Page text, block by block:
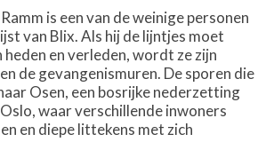
is een van de weinige personen
van Blix. Als hij de lijntjes moet
en verleden, wordt ze zijn
de gevangenismuren. De sporen die
Osen, een bosrijke nederzetting
waar verschillende inwoners
en diepe littekens met zich